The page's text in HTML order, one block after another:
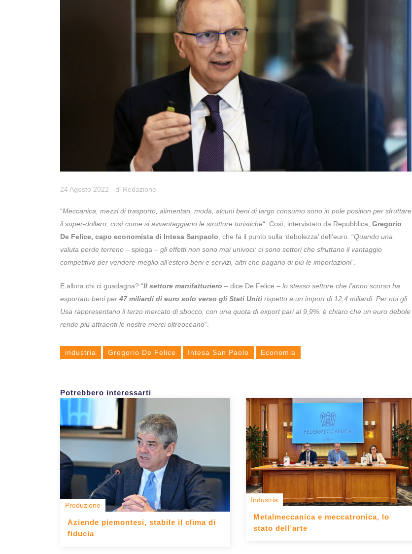
24 Agosto 2022 - di Redazione
“Meccanica, mezzi di trasporto, alimentari, moda, alcuni beni di largo consumo sono in pole position per sfruttare
il super-dollaro, così come si avvantaggiano le strutture turistiche“. Così, intervistato da Repubblica, Gregorio
De Felice, capo economista di Intesa Sanpaolo , che fa il punto sulla ‘debolezza’ dell’euro. “Quando una
valuta perde terreno – spiega – gli effetti non sono mai univoci: ci sono settori che sfruttano il vantaggio
competitivo per vendere meglio all’estero beni e servizi, altri che pagano di più le importazioni“.
E allora chi ci guadagna? “Il settore manifatturiero – dice De Felice – lo stesso settore che l’anno scorso ha
esportato beni per 47 miliardi di euro solo verso gli Stati Uniti rispetto a un import di 12,4 miliardi. Per noi gli
Usa rappresentano il terzo mercato di sbocco, con una quota di export pari al 9,9%: è chiaro che un euro debole
rende più attraenti le nostre merci oltreoceano“.
industria Gregorio De Felice Intesa San Paolo Economia
Potrebbero interessarti
Produzione
Aziende piemontesi, stabile il clima di
fiducia
Industria
Metalmeccanica e meccatronica, lo
stato dell’arte